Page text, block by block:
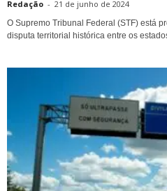
Redação - 21 de junho de 2024
O Supremo Tribunal Federal (STF) está
disputa territorial histórica entre os